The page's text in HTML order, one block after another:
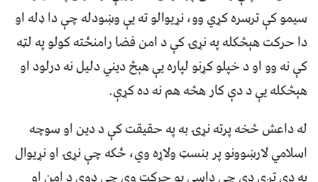
سیمو کې ترسره کړي وو، نړیوالو ته یې وښودله چې دا ډله او
دا حرکت هېڅکله په نړۍ کې د امن فضا رامنځته کولو په لټه
کې نه وو او د خپلو کړنو لپاره یې هېڅ دیني دلیل نه درلود او
هېڅکله یې د دې کار هڅه هم نه ده کړې.
له داعش څخه پرته نړۍ به په حقیقت کې د دین او سوچه
اسلامي لارښوونو پر بنسټ ولاړه وي، ځکه چې نړۍ او نړیوال